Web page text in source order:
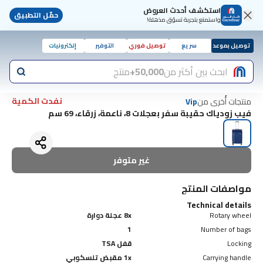
استكشف أحدث العروض
واستمتع بتجربة تسوّق مذهلة! حمّل التطبيق
توصيل بموعد سريع توصيل فوري التوفير إلكترونيات
ابحث بين أكثر من50,000+ منتج
منتجات أُخرى منVip
نفدت الكمية
فيب زودياك حقيبة سفر بعجلات 8، ناعمة، زرقاء، 69 سم
غير متوفر
مواصفات المنتج
Technical details
Rotary wheel
8x عجلة دوارة
Number of bags
1
Locking
قفل TSA
Carrying handle
1x مقبض تلسكوبي